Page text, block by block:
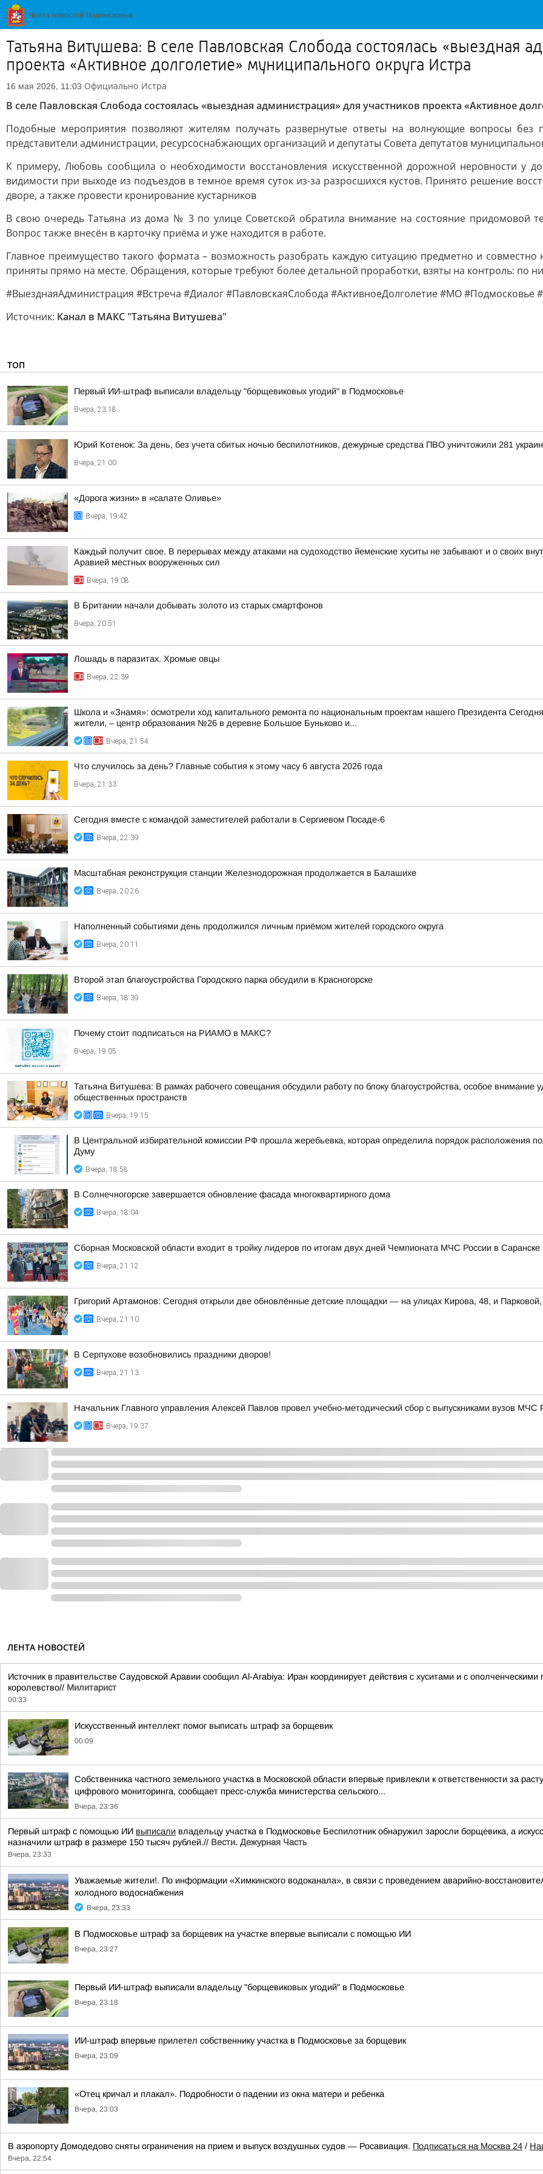
Татьяна Витушева: В селе Павловская Слобода состоялась «выездная
проекта «Активное долголетие» муниципального округа Истра
16 мая 2026, 11:03 Официально Истра
В селе Павловская Слобода состоялась «выездная администрация» для участников проекта «Активное
Подобные мероприятия позволяют жителям получать развернутые ответы на волнующие вопросы без
представители администрации, ресурсоснабжающих организаций и депутаты Совета депутатов
К примеру, Любовь сообщила о необходимости восстановления искусственной дорожной неровности у
видимости при выходе из подъездов в темное время суток из-за разросшихся кустов. Принято решение
дворе, а также провести кронирование кустарников
В свою очередь Татьяна из дома № 3 по улице Советской обратила внимание на состояние придомовой
Вопрос также внесён в карточку приёма и уже находится в работе.
Главное преимущество такого формата – возможность разобрать каждую ситуацию предметно и
приняты прямо на месте. Обращения, которые требуют более детальной проработки, взяты на контроль: по
#ВыезднаяАдминистрация #Встреча #Диалог #ПавловскаяСлобода #АктивноеДолголетие #МО #Подмосковье
Источник: Канал в МАКС "Татьяна Витушева"
ТОП
Первый ИИ-штраф выписали владельцу "борщевиковых угодий" в Подмосковье
Вчера, 23:18
Юрий Котенок: За день, без учета сбитых ночью беспилотников, дежурные средства ПВО уничтожили 281
Вчера, 21:00
«Дорога жизни» в «салате Оливье»
Вчера, 19:42
Каждый получит свое. В перерывах между атаками на судоходство йеменские хуситы не забывают и о своих
Аравией местных вооруженных сил
Вчера, 19:08
В Британии начали добывать золото из старых смартфонов
Вчера, 20:51
Лошадь в паразитах. Хромые овцы
Вчера, 22:39
Школа и «Знамя»: осмотрели ход капитального ремонта по национальным проектам нашего Президента
жители, – центр образования №26 в деревне Большое Буньково и...
Вчера, 21:54
Что случилось за день? Главные события к этому часу 6 августа 2026 года
Вчера, 21:33
Сегодня вместе с командой заместителей работали в Сергиевом Посаде-6
Вчера, 22:39
Масштабная реконструкция станции Железнодорожная продолжается в Балашихе
Вчера, 20:26
Наполненный событиями день продолжился личным приёмом жителей городского округа
Вчера, 20:11
Второй этап благоустройства Городского парка обсудили в Красногорске
Вчера, 18:39
Почему стоит подписаться на РИАМО в МАКС?
Вчера, 19:05
Татьяна Витушева: В рамках рабочего совещания обсудили работу по блоку благоустройства, особое внимание
общественных пространств
Вчера, 19:15
В Центральной избирательной комиссии РФ прошла жеребьевка, которая определила порядок расположения
Думу
Вчера, 18:58
В Солнечногорске завершается обновление фасада многоквартирного дома
Вчера, 18:04
Сборная Московской области входит в тройку лидеров по итогам двух дней Чемпионата МЧС России в Саранске
Вчера, 21:12
Григорий Артамонов: Сегодня открыли две обновлённые детские площадки — на улицах Кирова, 48, и
Вчера, 21:10
В Серпухове возобновились праздники дворов!
Вчера, 21:13
Начальник Главного управления Алексей Павлов провел учебно-методический сбор с выпускниками вузов МЧС
Вчера, 19:37
ЛЕНТА НОВОСТЕЙ
Источник в правительстве Саудовской Аравии сообщил Al-Arabiya: Иран координирует действия с хуситами и с
королевство// Милитарист
00:33
Искусственный интеллект помог выписать штраф за борщевик
00:09
Собственника частного земельного участка в Московской области впервые привлекли к ответственности за
цифрового мониторинга, сообщает пресс-служба министерства сельского...
Вчера, 23:36
Первый штраф с помощью ИИ выписали владельцу участка в Подмосковье Беспилотник обнаружил заросли борщевика, а
назначили штраф в размере 150 тысяч рублей.// Вести. Дежурная Часть
Вчера, 23:33
Уважаемые жители!. По информации «Химкинского водоканала», в связи с проведением аварийно-
холодного водоснабжения
Вчера, 23:33
В Подмосковье штраф за борщевик на участке впервые выписали с помощью ИИ
Вчера, 23:27
Первый ИИ-штраф выписали владельцу "борщевиковых угодий" в Подмосковье
Вчера, 23:18
ИИ-штраф впервые прилетел собственнику участка в Подмосковье за борщевик
Вчера, 23:09
«Отец кричал и плакал». Подробности о падении из окна матери и ребенка
Вчера, 23:03
В аэропорту Домодедово сняты ограничения на прием и выпуск воздушных судов — Росавиация. Подписаться на Москва 24 /
Вчера, 22:54